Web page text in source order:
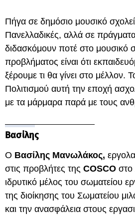
Πήγα σε δημόσιο μουσικό
Πανελλαδικές, αλλά σε
διδασκόμουν ποτέ στο μουσικό
προβλήματος είναι ότι
ξέρουμε τι θα γίνει στο μέλλον.
Πολιτισμού αυτή την εποχή
με τα μάρμαρα παρά με τους
Βασίλης
Ο Βασίλης Μανωλάκος,
στις προβλήτες της COSCO στο
ιδρυτικό μέλος του σωματείου
της διοίκησης του Σωματείου
και την ανασφάλεια στους